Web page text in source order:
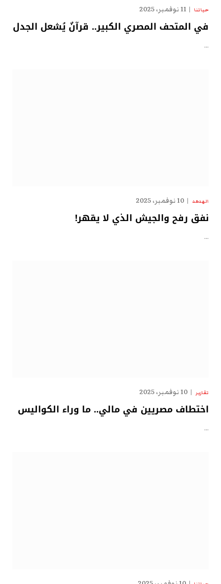
حياتنا 11 نوفمبر، 2025
في المتحف المصري الكبير.. قرآنٌ يُشعل الجدل
…
الهدهد 10 نوفمبر، 2025
نفق رفح والجيش الذي لا يقهر!
…
تقارير 10 نوفمبر، 2025
اختطاف مصريين في مالي.. ما وراء الكواليس
…